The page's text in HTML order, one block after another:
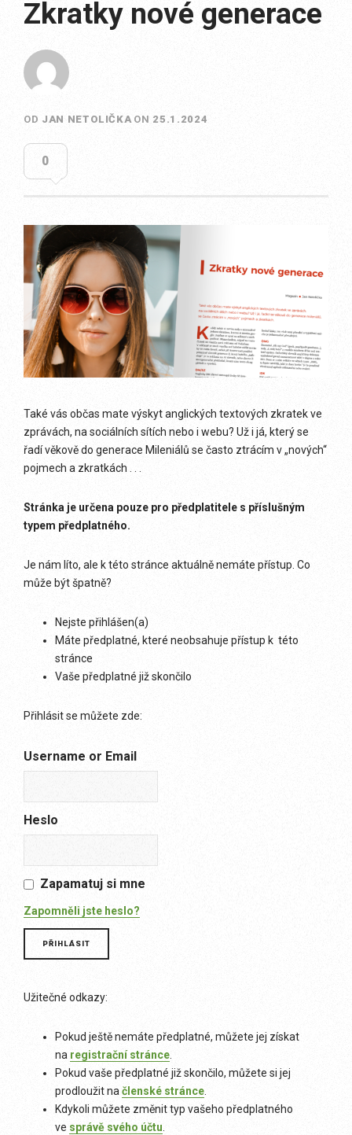
Zkratky nové generace
OD JAN NETOLIČKA ON 25.1.2024
0
Také vás občas mate výskyt anglických textových zkratek ve
zprávách, na sociálních sítích nebo i webu? Už i já, který se
řadí věkově do generace Mileniálů se často ztrácím v „nových“
pojmech a zkratkách . . .
Stránka je určena pouze pro předplatitele s příslušným
typem předplatného.
Je nám líto, ale k této stránce aktuálně nemáte přístup. Co
může být špatně?
Nejste přihlášen(a)
Máte předplatné, které neobsahuje přístup k této
stránce
Vaše předplatné již skončilo
Přihlásit se můžete zde:
Username or Email
Heslo
Zapamatuj si mne
Zapomněli jste heslo?
Užitečné odkazy:
Pokud ještě nemáte předplatné, můžete jej získat
na registrační stránce
Pokud vaše předplatné již skončilo, můžete si jej
prodloužit na členské stránce
Kdykoli můžete změnit typ vašeho předplatného
ve správě svého účtu